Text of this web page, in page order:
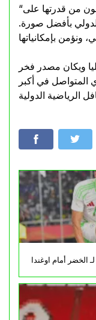
“سيليا شرفت الجزائر قارياً، ونحن واثقون من قدرتها على
بأفضل صورة.
ويكان مصدر فخر
المتواصل في أكبر